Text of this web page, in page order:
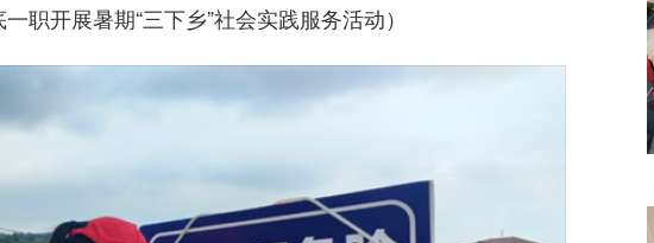
职开展暑期“三下乡”社会实践服务活动）